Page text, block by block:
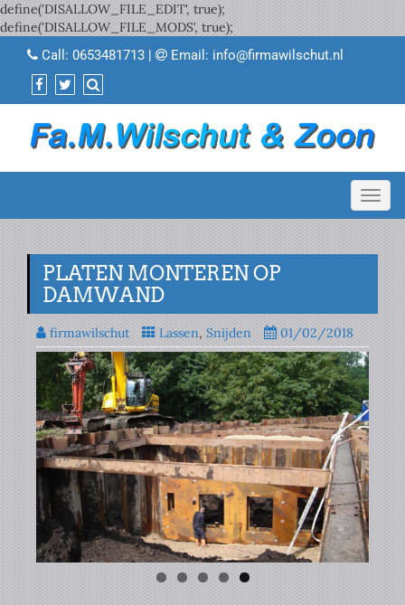
define('DISALLOW_FILE_EDIT', true);
define('DISALLOW_FILE_MODS', true);
Call: 0653481713 | Email: info@firmawilschut.nl
PLATEN MONTEREN OP
DAMWAND
firmawilschut Lassen, Snijden 01/02/2018